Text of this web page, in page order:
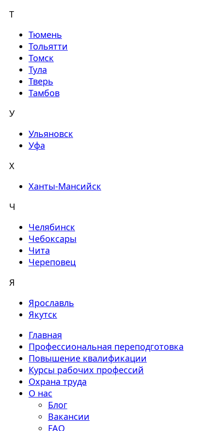
Т
Тюмень
Тольятти
Томск
Тула
Тверь
Тамбов
У
Ульяновск
Уфа
Х
Ханты-Мансийск
Ч
Челябинск
Чебоксары
Чита
Череповец
Я
Ярославль
Якутск
Главная
Профессиональная переподготовка
Повышение квалификации
Курсы рабочих профессий
Охрана труда
О нас
Блог
Вакансии
FAQ